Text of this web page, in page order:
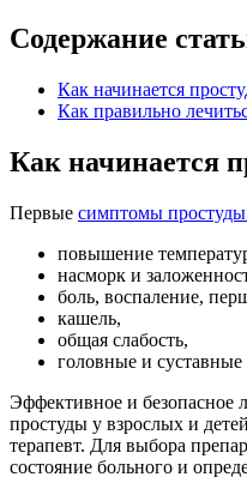
Содержание
Как начинается
Как правильно
Как начинается
Первые симптомы
повышение
насморк и
боль, воспаление,
кашель,
общая слабость,
головные и суставные
Эффективное и безопасное
простуды у взрослых и
терапевт. Для выбора
состояние больного и